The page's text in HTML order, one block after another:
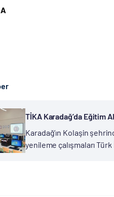
TİKA Karadağ’da Eğitim
Karadağ’ın Kolaşin
yenileme çalışmaları